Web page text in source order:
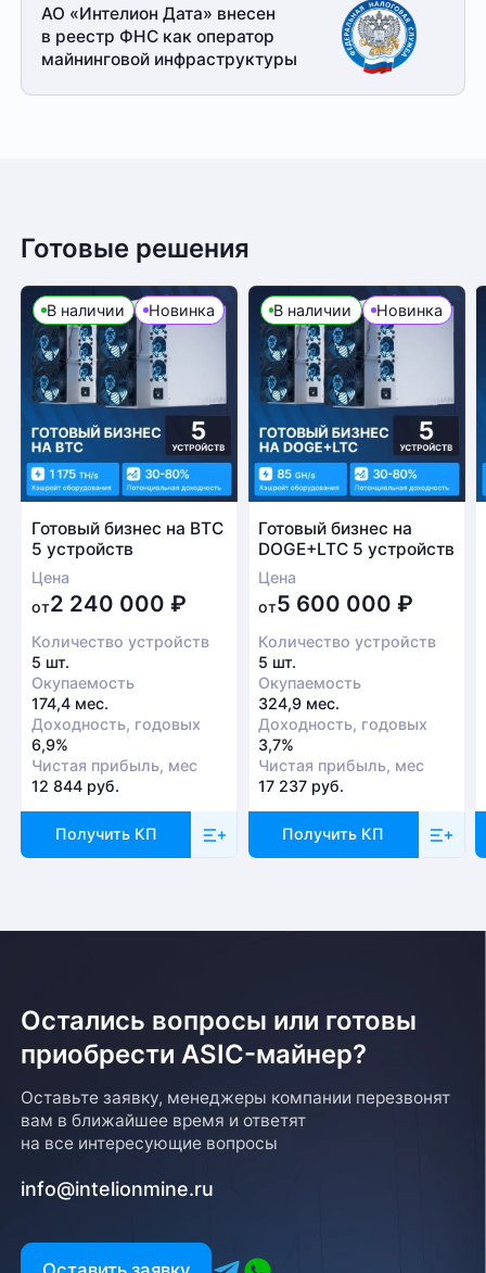
АО «Интелион Дата» внесен
в реестр ФНС как оператор
майнинговой инфраструктуры
Готовые решения
В наличии Новинка
Готовый бизнес на BTC
5 устройств
Цена
от2 240 000 ₽
Количество устройств
5 шт.
Окупаемость
174,4 мес.
Доходность, годовых
6,9%
Чистая прибыль, мес
12 844 руб.
Получить КП
В наличии Новинка
Готовый бизнес на
DOGE+LTC 5 устройств
Цена
от5 600 000₽
Количество устройств
5 шт.
Окупаемость
324,9 мес.
Доходность, годовых
3,7%
Чистая прибыль, мес
17 237 руб.
Получить КП
Остались вопросы или готовы
приобрести ASIC-майнер?
Оставьте заявку, менеджеры компании перезвонят
вам в ближайшее время и ответят
на все интересующие вопросы
info@intelionmine.ru